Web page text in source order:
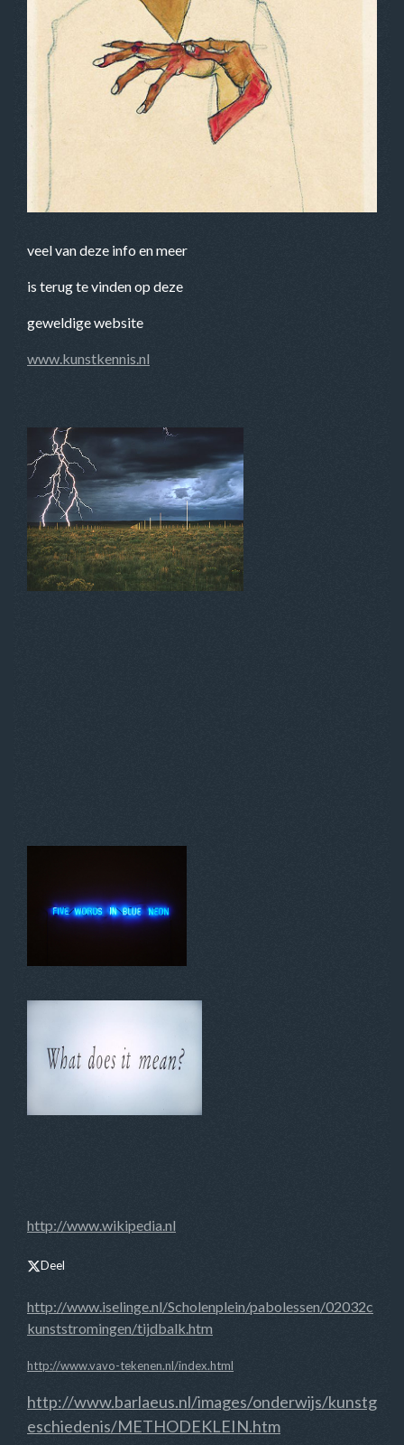
veel van deze info en meer
is terug te vinden op deze
geweldige website
www.kunstkennis.nl
http://www.wikipedia.nl
Deel
http://www.iselinge.nl/Scholenplein/pabolessen/02032c
kunststromingen/tijdbalk.htm
http://www.vavo-tekenen.nl/index.html
http://www.barlaeus.nl/images/onderwijs/kunstg
eschiedenis/METHODEKLEIN.htm